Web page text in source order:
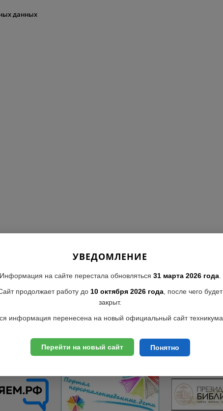
данных
УВЕДОМЛЕНИЕ
на сайте перестала обновляться 31 марта 2026 года.
продолжает работу до 10 октября 2026 года, после чего будет
закрыт.
информация перенесена на новый официальный сайт техникума.
Перейти на новый сайт Понятно